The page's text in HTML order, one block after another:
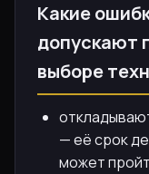
Какие
допускают
выборе
— её срок
может